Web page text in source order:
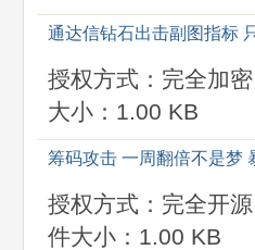
通达信钻石出击副图指标
授权方式：完全加密
大小：1.00 KB
筹码攻击 一周翻倍不是梦
授权方式：完全开源
件大小：1.00 KB